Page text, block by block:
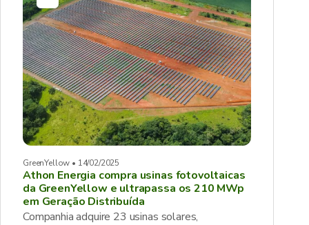
GreenYellow • 14/02/2025
Athon Energia compra usinas fotovoltaicas
da GreenYellow e ultrapassa os 210 MWp
em Geração Distribuída
Companhia adquire 23 usinas solares,